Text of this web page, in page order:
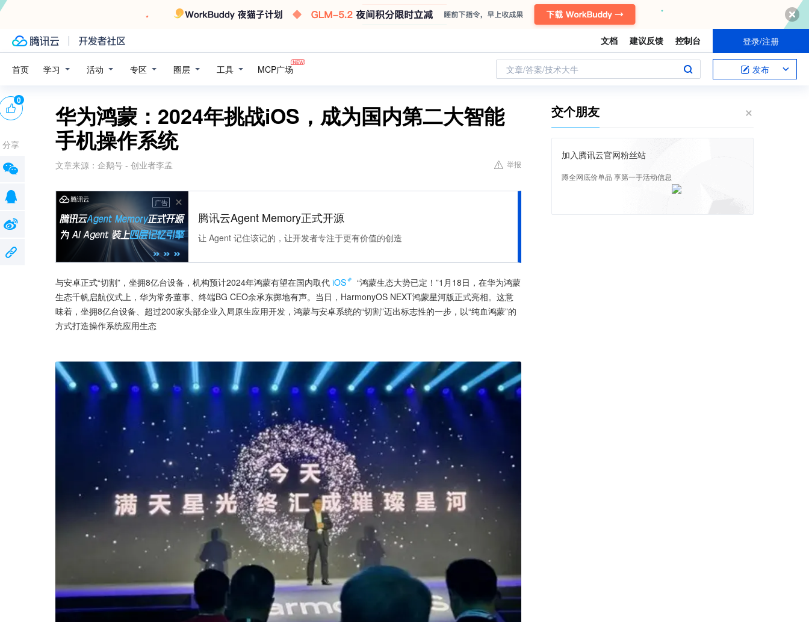
文档 建议反馈 控制台 登录/注册
首页 学习 活动 专区 圈层 工具 MCP广场 文章/答案/技术大牛 发布
华为鸿蒙：2024年挑战iOS，成为国内第二大智能
手机操作系统
文章来源： 企鹅号 - 创业者李孟 举报
广告
腾讯云Agent Memory正式开源
让 Agent 记住该记的，让开发者专注于更有价值的创造
与安卓正式“切割”，坐拥8亿台设备，机构预计2024年鸿蒙有望在国内取代 iOS
“鸿蒙生态大势已定！”1月18日，在华为鸿蒙
生态千帆启航仪式上，华为常务董事、终端BG CEO余承东掷地有声。当日，HarmonyOS NEXT鸿蒙星河版正式亮相。这意
味着，坐拥8亿台设备、超过200家头部企业入局原生应用开发，鸿蒙与安卓系统的“切割”迈出标志性的一步，以“纯血鸿蒙”的
方式打造操作系统应用生态
0
分享
交个朋友
加入腾讯云官网粉丝站
蹲全网底价单品 享第一手活动信息